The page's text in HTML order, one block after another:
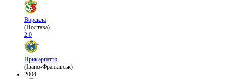
Ворскла
(Полтава)
2:0
Прикарпаття
(Івано-Франківськ)
2004